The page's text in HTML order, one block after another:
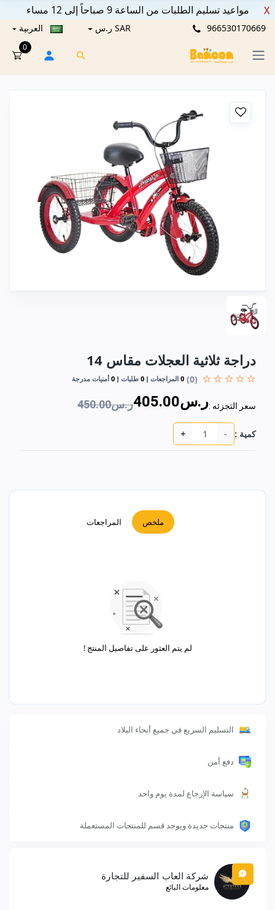
مواعيد تسليم الطلبات من الساعة 9 صباحاً إلى 12 مساء X
966530170669 SAR ر.س العربية
0
دراجة ثلاثية العجلات مقاس 14
(0)
0 المراجعات 0 طلبات 0 أمنيات مدرجة
سعر التجزئه :ر.س405.00 ر.س450.00
كمية : -
+
ملخص المراجعات
لم يتم العثور على تفاصيل المنتج !
التسليم السريع في جميع أنحاء البلاد
دفع أمن
سياسة الإرجاع لمدة يوم واحد
منتجات جديدة ويوجد قسم للمنتجات المستعملة
شركة العاب السفير للتجارة
معلومات البائع